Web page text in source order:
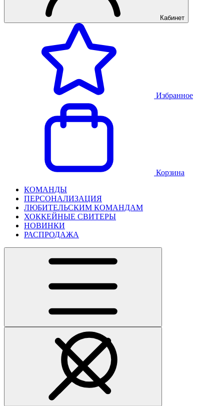
Кабинет
Избранное
Корзина
КОМАНДЫ
ПЕРСОНАЛИЗАЦИЯ
ЛЮБИТЕЛЬСКИМ КОМАНДАМ
ХОККЕЙНЫЕ СВИТЕРЫ
НОВИНКИ
РАСПРОДАЖА